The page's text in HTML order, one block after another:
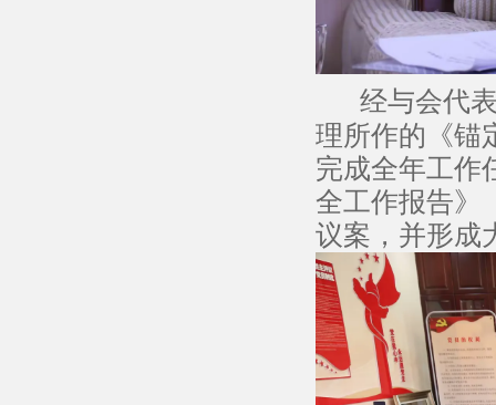
经与会代
理所作的《锚
完成全年工作
全工作报告》
议案，并形成